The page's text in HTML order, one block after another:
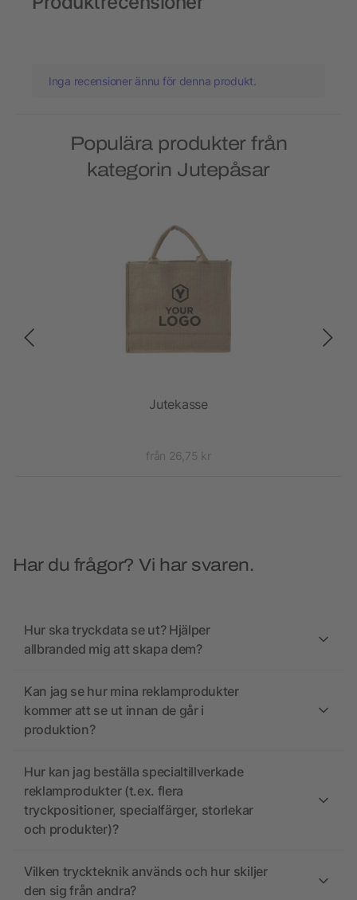
Inga recensioner ännu för denna produkt.
Populära produkter från
kategorin Jutepåsar
Jutekasse
från 26,75 kr
Har du frågor? Vi har svaren.
Hur ska tryckdata se ut? Hjälper
allbranded mig att skapa dem?
Kan jag se hur mina reklamprodukter
kommer att se ut innan de går i
produktion?
Hur kan jag beställa specialtillverkade
reklamprodukter (t.ex. flera
tryckpositioner, specialfärger, storlekar
och produkter)?
Vilken tryckteknik används och hur skiljer
den sig från andra?